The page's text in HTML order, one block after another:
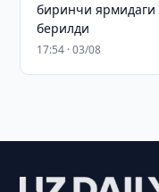
биринчи
берилди
17:54 · 03/08